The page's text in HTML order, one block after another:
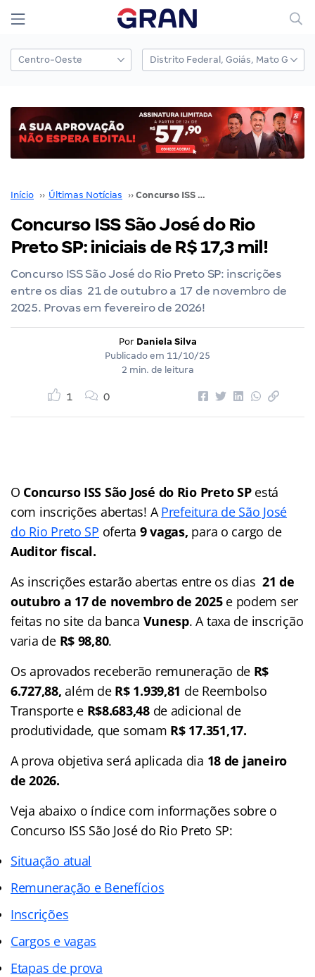
Início ›› Últimas Notícias ›› Concurso ISS São José do Rio Preto SP: iniciais de R$ 17,3 mil!
Concurso ISS São José do Rio
Preto SP: iniciais de R$ 17,3 mil!
Concurso ISS São José do Rio Preto SP: inscrições
entre os dias 21 de outubro a 17 de novembro de
2025. Provas em fevereiro de 2026!
Por Daniela Silva
Publicado em 11/10/25
2 min. de leitura
1 0
O Concurso ISS São José do Rio Preto SP está
com inscrições abertas! APrefeitura de São José
do Rio Preto SP oferta 9 vagas, para o cargo de
Auditor fiscal.
As inscrições estarão abertas entre os dias 21 de
outubro a 17 de novembro de 2025e podem ser
feitas no site da banca Vunesp. A taxa de inscrição
varia de R$ 98,80.
Os aprovados receberão remuneração de R$
6.727,88,além deR$ 1.939,81 de Reembolso
Transporte e R$8.683,48de adicional de
produtividade, que somam R$ 17.351,17.
A prova objetiva será aplicada dia 18 de janeiro
de 2026.
Veja abaixo o índicecom informações sobre o
Concurso ISS São José do Rio Preto SP:
Situação atual
Remuneração e Benefícios
Inscrições
Cargos e vagas
Etapas de prova